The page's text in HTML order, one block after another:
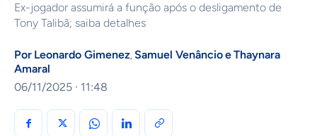
Ex-jogador assumirá a função após o desligamento de
Tony Talibã; saiba detalhes
Por Leonardo Gimenez Samuel VenâncioeThaynara
Amaral
06/11/2025 · 11:48